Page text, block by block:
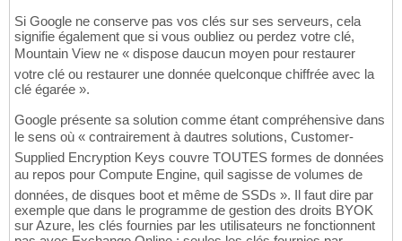
Si Google ne conserve pas vos clés sur ses serveurs, cela
signifie également que si vous oubliez ou perdez votre clé,
Mountain View ne « dispose daucun moyen pour restaurer
votre clé ou restaurer une donnée quelconque chiffrée avec la
clé égarée ».
Google présente sa solution comme étant compréhensive dans
le sens où « contrairement à dautres solutions, Customer-
Supplied Encryption Keys couvre TOUTES formes de données
au repos pour Compute Engine, quil sagisse de volumes de
données, de disques boot et même de SSDs ». Il faut dire par
exemple que dans le programme de gestion des droits BYOK
sur Azure, les clés fournies par les utilisateurs ne fonctionnent